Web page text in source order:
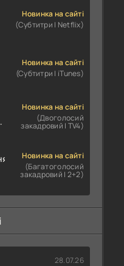
Новинка на сайті
(Субтитри | Netflix)
Новинка на сайті
(Субтитри | iTunes)
Новинка на сайті
(Двоголосий
закадровий | TV4)
Новинка на сайті
(Багатоголосий
закадровий | 2+2)
28.07.26